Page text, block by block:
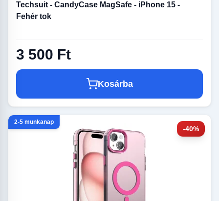
Techsuit - CandyCase MagSafe - iPhone 15 -
Fehér tok
3 500 Ft
Kosárba
-40%
2-5 munkanap